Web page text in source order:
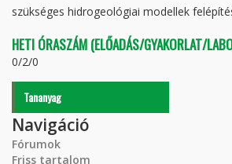
szükséges hidrogeológiai modellek
HETI ÓRASZÁM (ELŐADÁS/GYAKORLAT/
0/2/0
Tananyag
Navigáció
Fórumok
Friss tartalom